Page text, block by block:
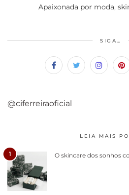
Apaixonada por moda,
SIGA…
@ciferreiraoficial
LEIA MAIS
1 O skincare dos sonhos